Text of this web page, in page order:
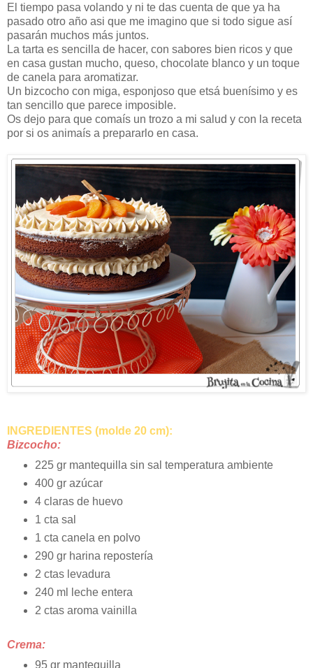
El tiempo pasa volando y ni te das cuenta de que ya ha
pasado otro año asi que me imagino que si todo sigue así
pasarán muchos más juntos.
La tarta es sencilla de hacer, con sabores bien ricos y que
en casa gustan mucho, queso, chocolate blanco y un toque
de canela para aromatizar.
Un bizcocho con miga, esponjoso que etsá buenísimo y es
tan sencillo que parece imposible.
Os dejo para que comaís un trozo a mi salud y con la receta
por si os animaís a prepararlo en casa.
INGREDIENTES (molde 20 cm):
Bizcocho:
225 gr mantequilla sin sal temperatura ambiente
400 gr azúcar
4 claras de huevo
1 cta sal
1 cta canela en polvo
290 gr harina repostería
2 ctas levadura
240 ml leche entera
2 ctas aroma vainilla
Crema:
95 gr mantequilla